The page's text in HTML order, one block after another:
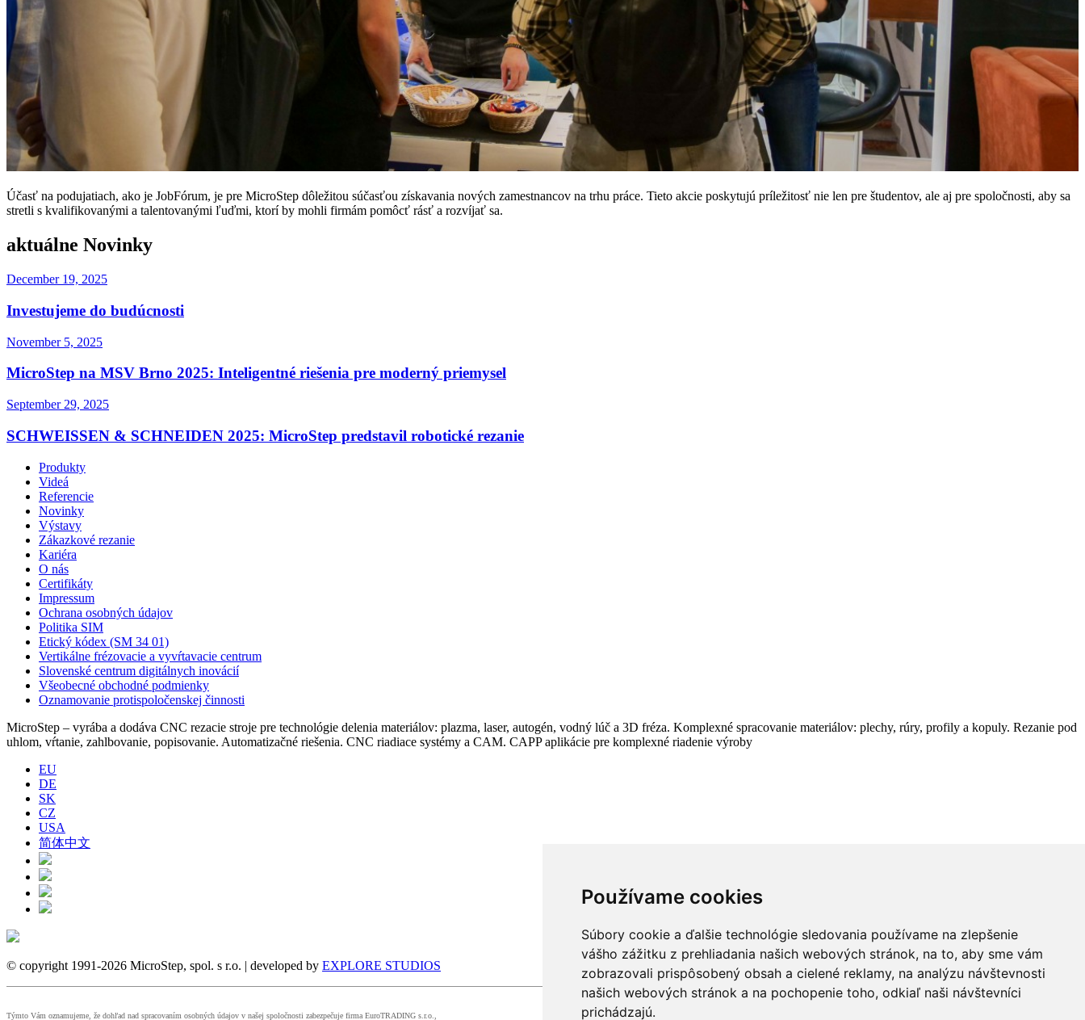
Používame cookies
Súbory cookie a ďalšie technológie sledovania používame na zlepšenie
vášho zážitku z prehliadania našich webových stránok, na to, aby sme vám
zobrazovali prispôsobený obsah a cielené reklamy, na analýzu návštevnosti
našich webových stránok a na pochopenie toho, odkiaľ naši návštevníci
prichádzajú.
Účasť na podujatiach, ako je JobFórum, je pre MicroStep dôležitou súčasťou získavania nových zamestnancov na trhu práce. Tieto akcie poskytujú príležitosť nie len pre študentov, ale aj pre spoločnosti, aby sa
stretli s kvalifikovanými a talentovanými ľuďmi, ktorí by mohli firmám pomôcť rásť a rozvíjať sa.
aktuálne Novinky
December 19, 2025
Investujeme do budúcnosti
November 5, 2025
MicroStep na MSV Brno 2025: Inteligentné riešenia pre moderný priemysel
September 29, 2025
SCHWEISSEN & SCHNEIDEN 2025: MicroStep predstavil robotické rezanie
Produkty
Videá
Referencie
Novinky
Výstavy
Zákazkové rezanie
Kariéra
O nás
Certifikáty
Impressum
Ochrana osobných údajov
Politika SIM
Etický kódex (SM 34 01)
Vertikálne frézovacie a vyvŕtavacie centrum
Slovenské centrum digitálnych inovácií
Všeobecné obchodné podmienky
Oznamovanie protispoločenskej činnosti
MicroStep – vyrába a dodáva CNC rezacie stroje pre technológie delenia materiálov: plazma, laser, autogén, vodný lúč a 3D fréza. Komplexné spracovanie materiálov: plechy, rúry, profily a kopuly. Rezanie pod
uhlom, vŕtanie, zahlbovanie, popisovanie. Automatizačné riešenia. CNC riadiace systémy a CAM. CAPP aplikácie pre komplexné riadenie výroby
EU
DE
SK
CZ
USA
简体中文
© copyright 1991-2026 MicroStep, spol. s r.o. | developed by EXPLORE STUDIOS
Týmto Vám oznamujeme, že dohľad nad spracovaním osobných údajov v našej spoločnosti zabezpečuje firma EuroTRADING s.r.o.,